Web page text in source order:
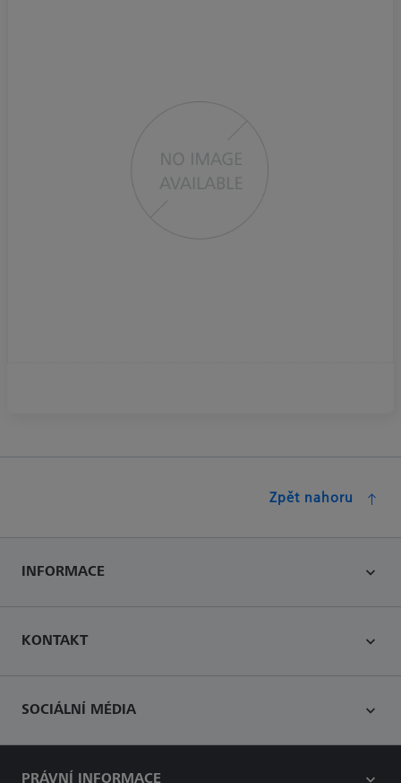
Zpět nahoru
INFORMACE
KONTAKT
SOCIÁLNÍ MÉDIA
PRÁVNÍ INFORMACE